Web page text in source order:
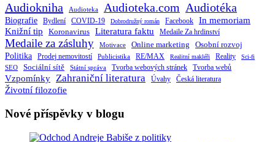
Audiokniha Audioteka Audioteka.com Audiotéka
Biografie Bydlení COVID-19 Dobrodružný román Facebook In memoriam
Knižní tip Koronavirus Literatura faktu Medaile Za hrdinství
Medaile za zásluhy Motivace Online marketing Osobní rozvoj
Politika Prodej nemovitostí Publicistika RE/MAX Realitní makléři Reality Sci-fi
SEO Sociální sítě Státní správa Tvorba webových stránek Tvorba webů
Vzpomínky Zahraniční literatura Úvahy Česká literatura
Životní filozofie
Nové příspěvky v blogu